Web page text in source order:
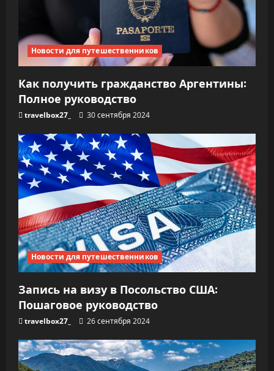
Новости для путешественников
Как получить гражданство Аргентины:
Полное руководство
travelbox27_ 30 сентября 2024
Новости для путешественников
Запись на визу в Посольство США:
Пошаговое руководство
travelbox27_ 26 сентября 2024